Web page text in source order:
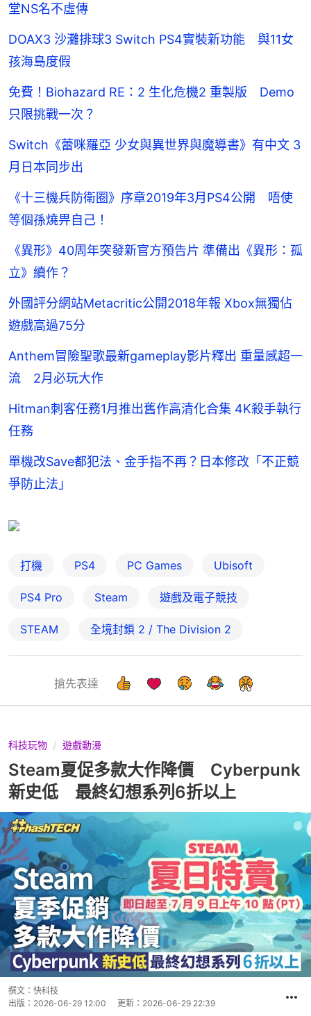
堂NS名不虛傳
DOAX3 沙灘排球3 Switch PS4實裝新功能 與11女
孩海島度假
免費！Biohazard RE：2 生化危機2 重製版 Demo
只限挑戰一次？
Switch《蕾咪羅亞 少女與異世界與魔導書》有中文 3
月日本同步出
《十三機兵防衛圈》序章2019年3月PS4公開 唔使
等個孫燒畀自己！
《異形》40周年突發新官方預告片 準備出《異形：孤
立》續作？
外國評分網站Metacritic公開2018年報 Xbox無獨佔
遊戲高過75分
Anthem冒險聖歌最新gameplay影片釋出 重量感超一
流 2月必玩大作
Hitman刺客任務1月推出舊作高清化合集 4K殺手執行
任務
單機改Save都犯法、金手指不再？日本修改「不正競
爭防止法」
打機 PS4 PC Games Ubisoft
PS4 Pro Steam 遊戲及電子競技
STEAM 全境封鎖 2 / The Division 2
搶先表達
科技玩物 遊戲動漫
Steam夏促多款大作降價 Cyberpunk
新史低 最終幻想系列6折以上
撰文： 快科技
出版： 2026-06-29 12:00 更新： 2026-06-29 22:39